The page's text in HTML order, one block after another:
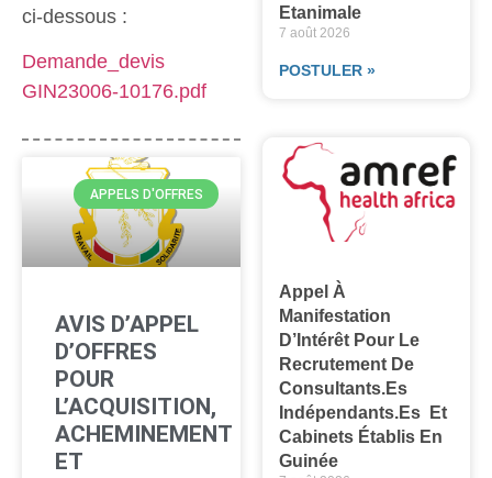
ci-dessous :
Demande_devis
GIN23006-10176.pdf
APPELS D'OFFRES
AVIS D’APPEL
D’OFFRES
POUR
L’ACQUISITION,
ACHEMINEMENT
ET
Etanimale
7 août 2026
POSTULER »
Appel À
Manifestation
D’Intérêt Pour Le
Recrutement De
Consultants.es
Indépendants.es Et
Cabinets Établis En
Guinée